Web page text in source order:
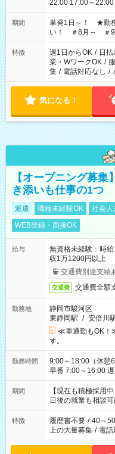
22:00 17:00～22:00 など こちら以外の時間もお気
ださい！
期間
単発1日～！ ★勤務
い！ ＃8月～ ＃9
特徴 週1日からOK / 日
業・WワークOK /
集 / 電話対応なし /
気になる！
【オープニング募
き添いも仕事の1つ
派遣 職種未経験OK 社会人
WEB登録・面接OK
給与
無資格未経験：時
収1万1200円以上
交通費別途支給
交通費 交通費全額
勤務地
静岡市駿河区
東静岡駅 / 安倍川
≪車通勤もOK！
す。
勤務時間
9:00～18:00（休憩60分） ■ご希望があれば下記
早番 7:00～16:00 遅番 10:00～
い」 「余裕を持っ
たくない」 など、ご希
の方へ 今ご覧のお
の勤務時間。 合計
期間
【現在も積極採用
日後の就業も相談可
特徴 履歴書不要 / 40～
上の大量募集 / 電話